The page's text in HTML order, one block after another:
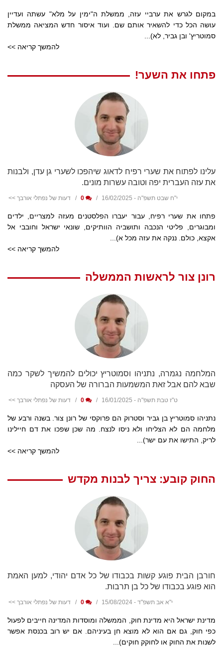
במקום לגרש את ערביי עזה, ממשלת ה"ימין על מלא" עשתה ועדיין
עושה הכל כדי להשאיר אותם שם. ועוד איסור חדש המציאה ממשלת
סמוטריץ' ובן גביר, לא)...
להמשך קריאה >>
פתחו את השער!
עלינו לפתוח את שערי רפיח לדאוג שיהפכו לשערי גן עדן, ולבנות
את עזה העברית יפה וטובה עשרות מונים.
י"ח שבט תשפ"ה - 16/02/2025 דעות של נפתלי אורבך >>
פתחו את שערי רפיח, עבור יעברו הפלסטנים מעזה למצריים, ילדים
ומבוגרים, פליטי הנכבה ותושביה הוותיקים, שונאי ישראל וחובבי אל
אקצא, כולם. ננקה את עזה מכל א)...
להמשך קריאה >>
רונן צור לראשות הממשלה
המלחמה נגמרה, נתניהו וסמוטריץ יכולים להמשיך לשקר כמה
שבא להם אבל זאת המשמעות הברורה של העסקה
ט"ז טבת תשפ"ה - 16/01/2025 דעות של נפתלי אורבך >>
נתניהו סמוטריץ בן גביר וסטרוק הם פרוקסי של רונן צור. בשנה ורבע של
מלחמה הם לא הצליחו ולא ניסו לנצח. מה שכן שפכו את דם חיילינו
לריק, התישו את עם ישר)...
להמשך קריאה >>
החוק קובע: צריך לבנות מקדש
חורבן הבית פוגע קשות בכבודו של כל אדם יהודי, למען האמת
הוא פוגע בכבודו של כל בן תרבות.
י"א אב תשפ"ד - 15/08/2024 דעות של נפתלי אורבך >>
מדינת ישראל היא מדינת חוק, הממשלה ומוסדות המדינה חייבים לפעול
כפי חוק, גם אם הוא לא מוצא חן בעיניהם. אם יש רוב בכנסת אפשר
לשנות את החוק או לחוקק חוקים)...